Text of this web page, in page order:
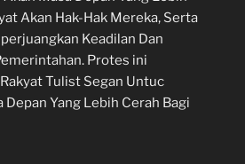
Akan Hak-Hak Mereka, Serta
Keadilan Dan
Protes ini
Tulist Segan Untuc
Depan Yang Lebih Cerah Bagi